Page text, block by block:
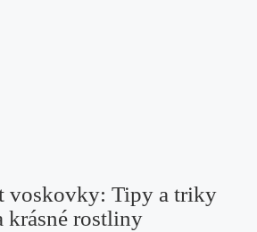
voskovky: Tipy a triky
krásné rostliny